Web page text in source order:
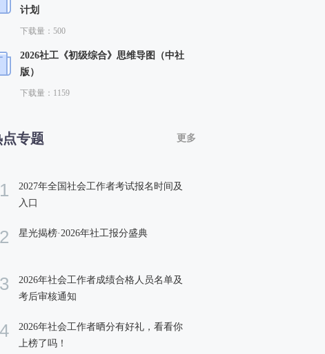
计划
下载量：500
2026社工《初级综合》思维导图（中社
版）
下载量：1159
点专题 更多
1
2027年全国社会工作者考试报名时间及
入口
2 星光揭榜·2026年社工报分盛典
3
2026年社会工作者成绩合格人员名单及
考后审核通知
4
2026年社会工作者晒分有好礼，看看你
上榜了吗！